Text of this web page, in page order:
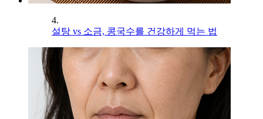
4.
설탕 vs 소금, 콩국수를 건강하게 먹는 법